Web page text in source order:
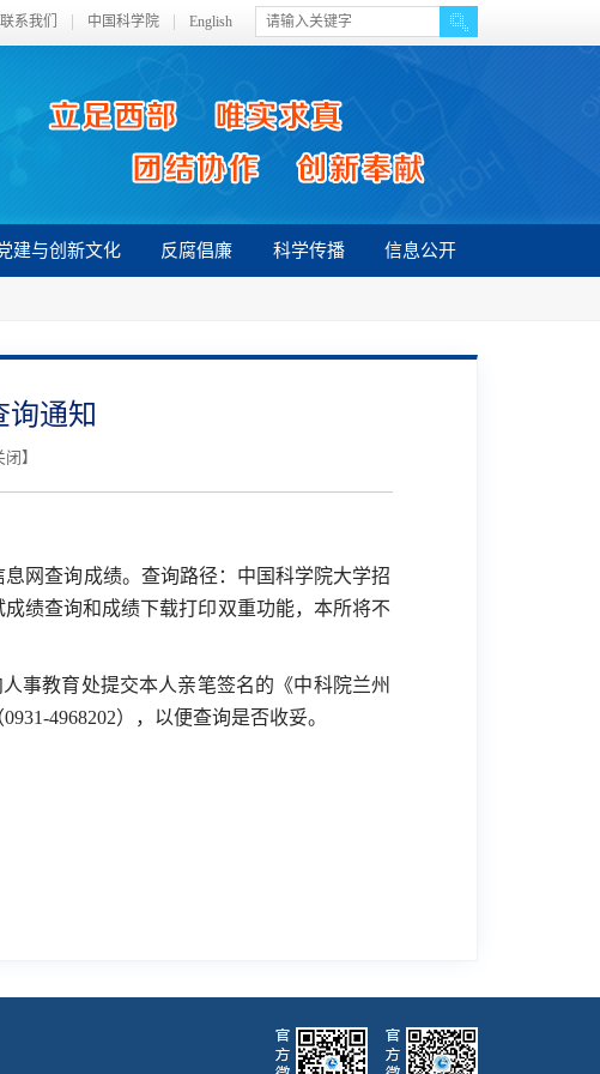
联系我们 中国科学院 English
建与创新文化 反腐倡廉 科学传播 信息公开
询通知
闭 】
网查询成绩。查询路径：中国科学院大学招
绩查询和成绩下载打印双重功能，本所将不
事教育处提交本人亲笔签名的《中科院兰州
0931-4968202），以便查询是否收妥。